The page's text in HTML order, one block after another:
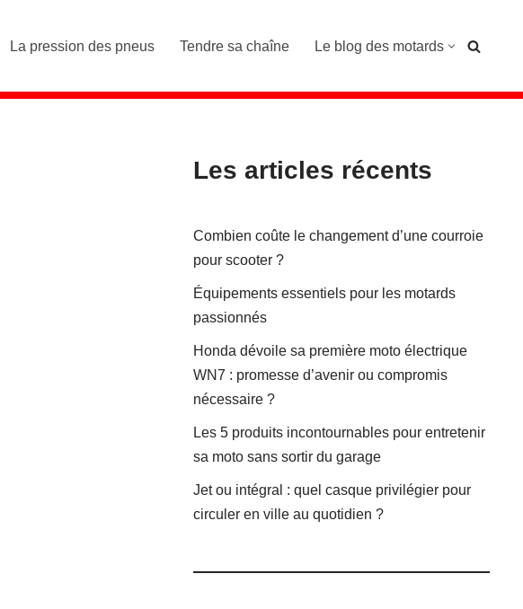
La pression des pneus Tendre sa chaîne Le blog des motards
Les articles récents
Combien coûte le changement d’une courroie
pour scooter ?
Équipements essentiels pour les motards
passionnés
Honda dévoile sa première moto électrique
WN7 : promesse d’avenir ou compromis
nécessaire ?
Les 5 produits incontournables pour entretenir
sa moto sans sortir du garage
Jet ou intégral : quel casque privilégier pour
circuler en ville au quotidien ?